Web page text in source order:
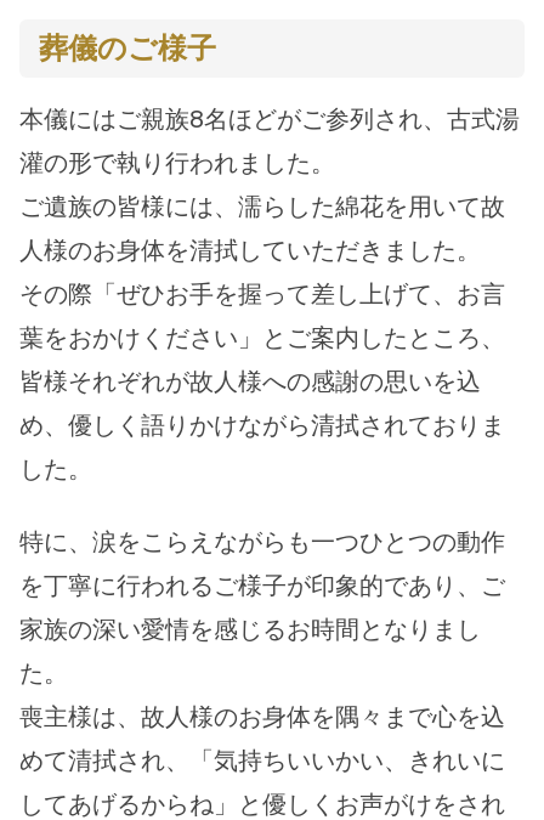
葬儀のご様子
本儀にはご親族8名ほどがご参列され、古式湯
灌の形で執り行われました。
ご遺族の皆様には、濡らした綿花を用いて故
人様のお身体を清拭していただきました。
その際「ぜひお手を握って差し上げて、お言
葉をおかけください」とご案内したところ、
皆様それぞれが故人様への感謝の思いを込
め、優しく語りかけながら清拭されておりま
した。
特に、涙をこらえながらも一つひとつの動作
を丁寧に行われるご様子が印象的であり、ご
家族の深い愛情を感じるお時間となりまし
た。
喪主様は、故人様のお身体を隅々まで心を込
めて清拭され、「気持ちいいかい、きれいに
してあげるからね」と優しくお声がけをされ